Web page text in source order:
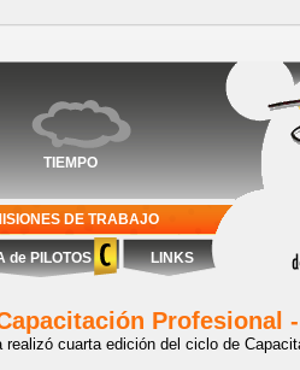
TIEMPO
DE TRABAJO
de PILOTOS LINKS
Profesional
realizó cuarta edición del ciclo de